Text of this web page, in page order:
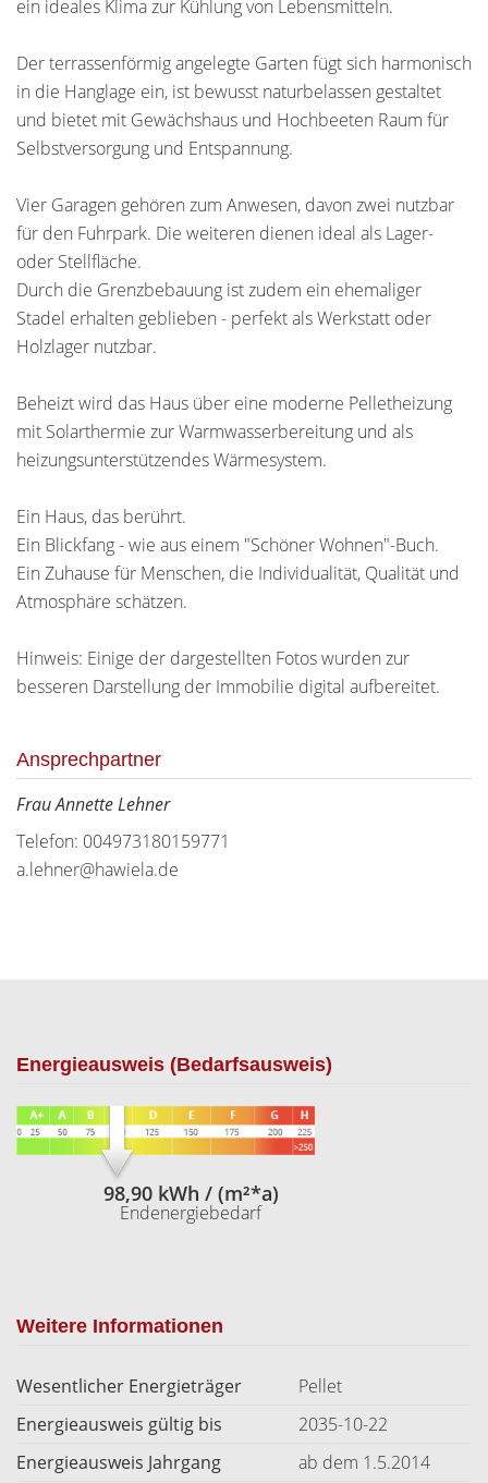
ein ideales Klima zur Kühlung von Lebensmitteln.
Der terrassenförmig angelegte Garten fügt sich harmonisch
in die Hanglage ein, ist bewusst naturbelassen gestaltet
und bietet mit Gewächshaus und Hochbeeten Raum für
Selbstversorgung und Entspannung.
Vier Garagen gehören zum Anwesen, davon zwei nutzbar
für den Fuhrpark. Die weiteren dienen ideal als Lager-
oder Stellfläche.
Durch die Grenzbebauung ist zudem ein ehemaliger
Stadel erhalten geblieben - perfekt als Werkstatt oder
Holzlager nutzbar.
Beheizt wird das Haus über eine moderne Pelletheizung
mit Solarthermie zur Warmwasserbereitung und als
heizungsunterstützendes Wärmesystem.
Ein Haus, das berührt.
Ein Blickfang - wie aus einem "Schöner Wohnen"-Buch.
Ein Zuhause für Menschen, die Individualität, Qualität und
Atmosphäre schätzen.
Hinweis: Einige der dargestellten Fotos wurden zur
besseren Darstellung der Immobilie digital aufbereitet.
Ansprechpartner
Frau Annette Lehner
Telefon: 004973180159771
a.lehner@hawiela.de
Energieausweis (Bedarfsausweis)
98,90 kWh / (m²*a)
Endenergiebedarf
Weitere Informationen
Wesentlicher Energieträger
Pellet
Energieausweis gültig bis
2035-10-22
Energieausweis Jahrgang
ab dem 1.5.2014